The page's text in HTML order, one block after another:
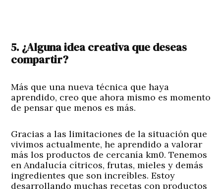
5. ¿Alguna idea creativa que deseas
compartir?
Más que una nueva técnica que haya
aprendido, creo que ahora mismo es momento
de pensar que menos es más.
Gracias a las limitaciones de la situación que
vivimos actualmente, he aprendido a valorar
más los productos de cercanía km0. Tenemos
en Andalucía cítricos, frutas, mieles y demás
ingredientes que son increíbles. Estoy
desarrollando muchas recetas con productos